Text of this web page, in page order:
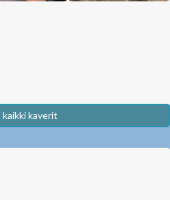
kaikki kaverit